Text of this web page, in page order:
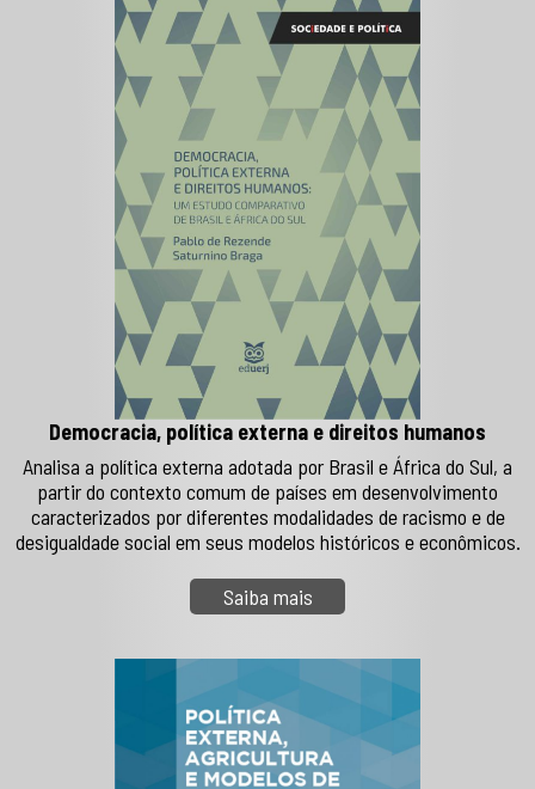
Democracia, política externa e direitos humanos
Analisa a política externa adotada por Brasil e África do Sul, a
partir do contexto comum de países em desenvolvimento
caracterizados por diferentes modalidades de racismo e de
desigualdade social em seus modelos históricos e econômicos.
Saiba mais